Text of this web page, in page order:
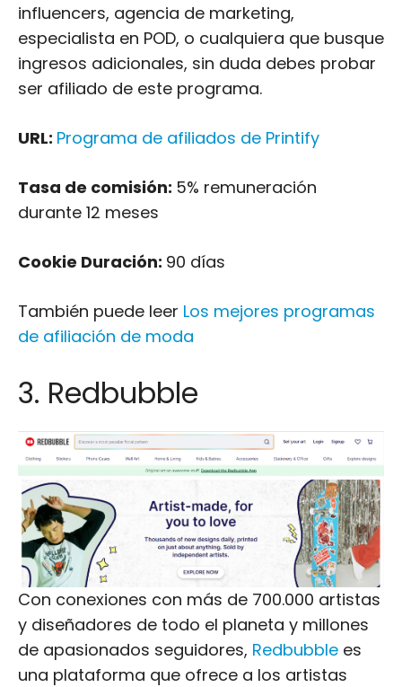
influencers, agencia de marketing,
especialista en POD, o cualquiera que busque
ingresos adicionales, sin duda debes probar
ser afiliado de este programa.
URL: Programa de afiliados de Printify
Tasa de comisión: 5% remuneración
durante 12 meses
Cookie Duración: 90 días
También puede leer Los mejores programas
de afiliación de moda
3. Redbubble
Con conexiones con más de 700.000 artistas
y diseñadores de todo el planeta y millones
de apasionados seguidores, Redbubble es
una plataforma que ofrece a los artistas